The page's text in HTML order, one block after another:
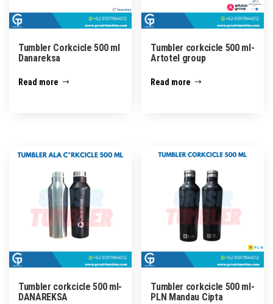
Tumbler Corkcicle 500 ml
Danareksa
Read more
Tumbler corkcicle 500 ml-
Artotel group
Read more
Tumbler corkcicle 500 ml-
DANAREKSA
Tumbler corkcicle 500 ml-
PLN Mandau Cipta